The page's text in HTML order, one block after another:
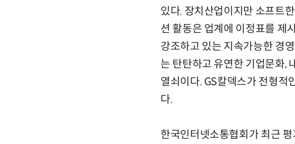
있다. 장치산업이지만 소프트
션 활동은 업계에 이정표를 제
강조하고 있는 지속가능한 경
는 탄탄하고 유연한 기업문화,
열쇠이다. GS칼덱스가 전형적
다.
한국인터넷소통협회가 최근